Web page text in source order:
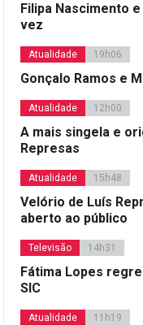
Filipa Nascimento
vez
Atualidade 19h06
Gonçalo Ramos e
Atualidade 12h00
A mais singela e
Represas
Atualidade 15h48
Velório de Luís
aberto ao público
Televisão 14h31
Fátima Lopes
SIC
Atualidade 11h19